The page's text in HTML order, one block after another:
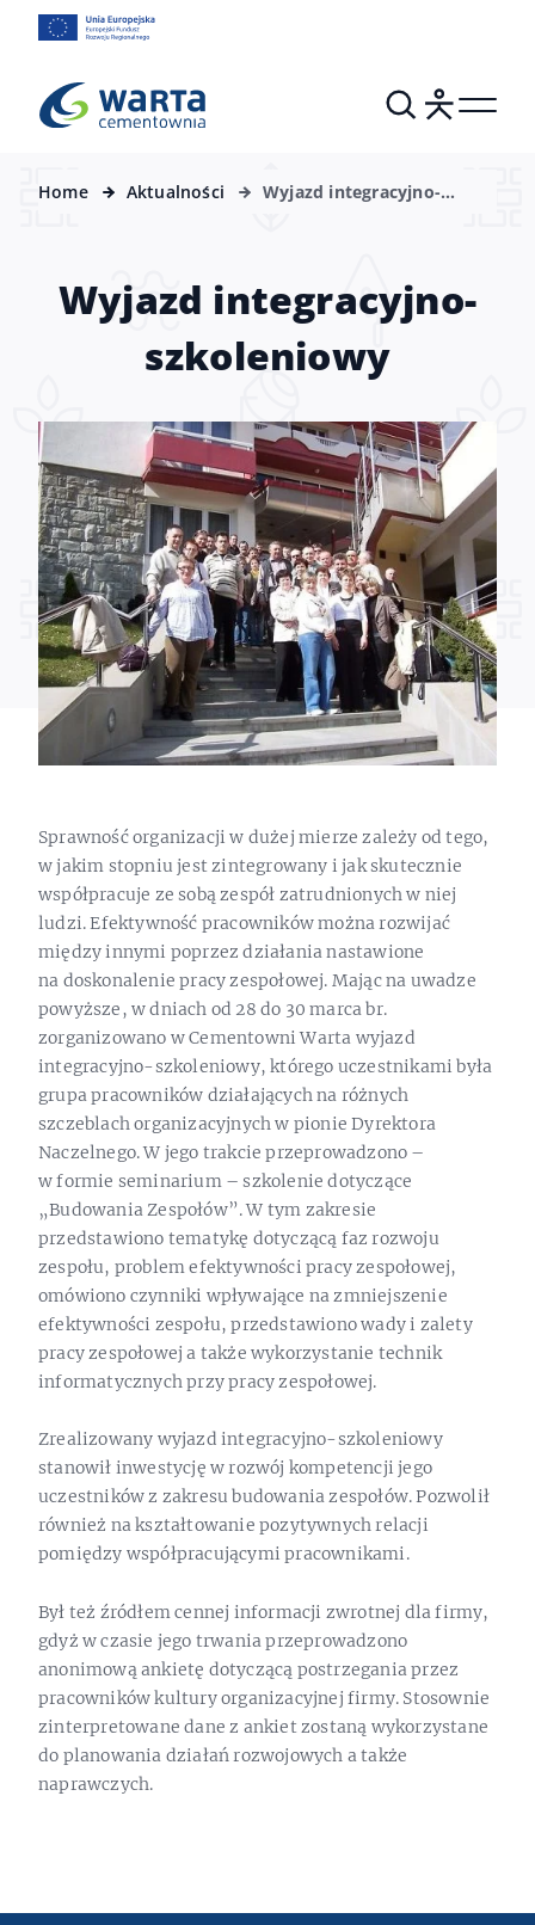
Home Aktualności
Wyjazd integracyjno-
Wyjazd integracyjno-
szkoleniowy
Sprawność organizacji w dużej mierze zależy od tego,
w jakim stopniu jest zintegrowany i jak skutecznie
współpracuje ze sobą zespół zatrudnionych w niej
ludzi. Efektywność pracowników można rozwijać
między innymi poprzez działania nastawione
na doskonalenie pracy zespołowej. Mając na uwadze
powyższe, w dniach od 28 do 30 marca br.
zorganizowano w Cementowni Warta wyjazd
integracyjno-szkoleniowy, którego uczestnikami była
grupa pracowników działających na różnych
szczeblach organizacyjnych w pionie Dyrektora
Naczelnego. W jego trakcie przeprowadzono –
w formie seminarium – szkolenie dotyczące
„Budowania Zespołów”. W tym zakresie
przedstawiono tematykę dotyczącą faz rozwoju
zespołu, problem efektywności pracy zespołowej,
omówiono czynniki wpływające na zmniejszenie
efektywności zespołu, przedstawiono wady i zalety
pracy zespołowej a także wykorzystanie technik
informatycznych przy pracy zespołowej.
Zrealizowany wyjazd integracyjno-szkoleniowy
stanowił inwestycję w rozwój kompetencji jego
uczestników z zakresu budowania zespołów. Pozwolił
również na kształtowanie pozytywnych relacji
pomiędzy współpracującymi pracownikami.
Był też źródłem cennej informacji zwrotnej dla firmy,
gdyż w czasie jego trwania przeprowadzono
anonimową ankietę dotyczącą postrzegania przez
pracowników kultury organizacyjnej firmy. Stosownie
zinterpretowane dane z ankiet zostaną wykorzystane
do planowania działań rozwojowych a także
naprawczych.